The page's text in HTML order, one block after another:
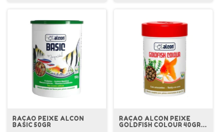
RAÇAO PEIXE ALCON
BASIC 50GR
RAÇAO ALCON PEIXE
GOLDFISH COLOUR 40GR